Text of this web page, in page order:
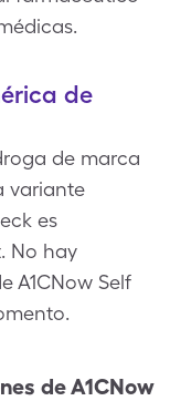
de
de marca
variante
es
No hay
A1CNow Self
deA1CNow